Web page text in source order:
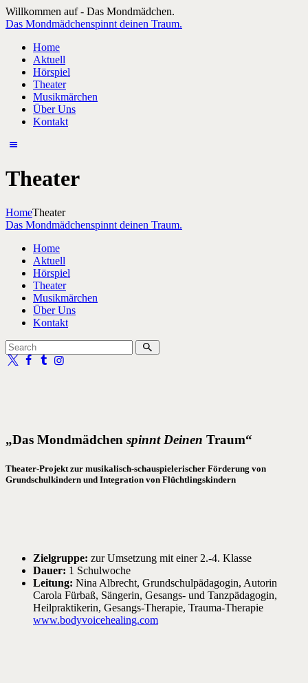
Willkommen auf - Das Mondmädchen.
Das Mondmädchenspinnt deinen Traum.
Home
Aktuell
Hörspiel
Theater
Musikmärchen
Über Uns
Kontakt
Theater
HomeTheater
Das Mondmädchenspinnt deinen Traum.
Home
Aktuell
Hörspiel
Theater
Musikmärchen
Über Uns
Kontakt
„Das Mondmädchen spinnt Deinen Traum“
Theater-Projekt zur musikalisch-schauspielerischer Förderung von
Grundschulkindern und Integration von Flüchtlingskindern
Zielgruppe: zur Umsetzung mit einer 2.-4. Klasse
Dauer: 1 Schulwoche
Leitung: Nina Albrecht, Grundschulpädagogin, Autorin
Carola Fürbaß, Sängerin, Gesangs- und Tanzpädagogin,
Heilpraktikerin, Gesangs-Therapie, Trauma-Therapie
www.bodyvoicehealing.com